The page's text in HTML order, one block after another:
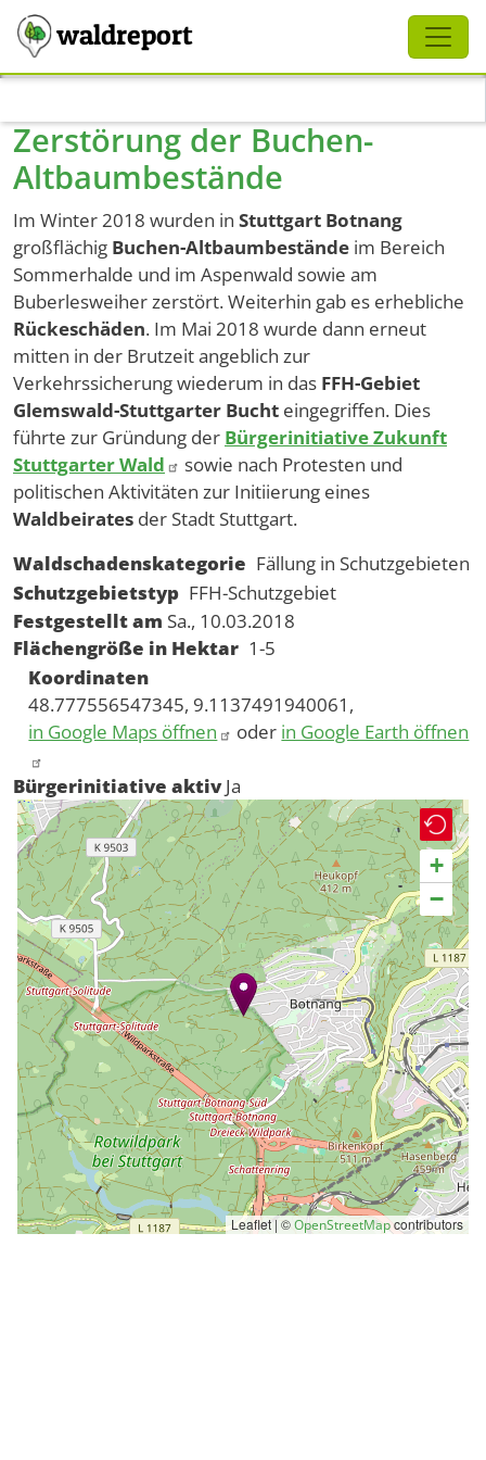
waldreport
Zerstörung der Buchen-
Altbaumbestände
Im Winter 2018 wurden in Stuttgart Botnang
großflächig Buchen-Altbaumbestände im Bereich
Sommerhalde und im Aspenwald sowie am
Buberlesweiher zerstört. Weiterhin gab es erhebliche
Rückeschäden. Im Mai 2018 wurde dann erneut
mitten in der Brutzeit angeblich zur
Verkehrssicherung wiederum in das FFH-Gebiet
Glemswald-Stuttgarter Bucht eingegriffen. Dies
führte zur Gründung der Bürgerinitiative Zukunft
Stuttgarter Wald
sowie nach Protesten und
politischen Aktivitäten zur Initiierung eines
Waldbeirates der Stadt Stuttgart.
Waldschadenskategorie Fällung in Schutzgebieten
Schutzgebietstyp FFH-Schutzgebiet
Festgestellt am Sa., 10.03.2018
Flächengröße in Hektar 1-5
Koordinaten
48.777556547345, 9.1137491940061,
in Google Maps öffnen
oder in Google Earth öffnen
Bürgerinitiative aktiv Ja
+
−
Leaflet | ©OpenStreetMapcontributors
Schliessen